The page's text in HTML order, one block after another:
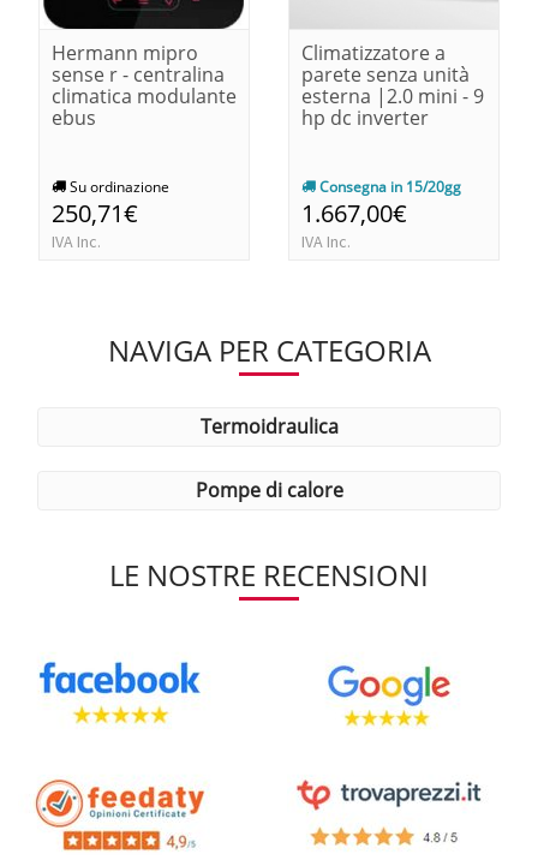
Hermann mipro
sense r - centralina
climatica modulante
ebus
Su ordinazione
250,71€
IVA Inc.
Climatizzatore a
parete senza unità
esterna |2.0 mini - 9
hp dc inverter
Consegna in 15/20gg
1.667,00€
IVA Inc.
NAVIGA PER CATEGORIA
termoidraulica
pompe di calore
LE NOSTRE RECENSIONI